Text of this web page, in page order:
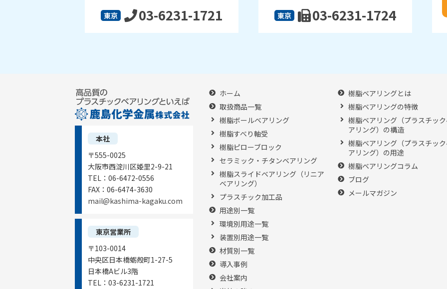
東京 03-6231-1721 東京 03-6231-1724
本社
〒555-0025
大阪市西淀川区姫里2-9-21
TEL： 06-6472-0556
FAX： 06-6474-3630
mail@kashima-kagaku.com
東京営業所
〒103-0014
中央区日本橋蛎殻町1-27-5
日本橋Aビル3階
TEL： 03-6231-1721
ホーム
取扱商品一覧
樹脂ボールベアリング
樹脂すべり軸受
樹脂ピローブロック
セラミック・チタンベアリング
樹脂スライドベアリング（リニア
ベアリング）
プラスチック加工品
用途別一覧
環境別用途一覧
装置別用途一覧
材質別一覧
導入事例
会社案内
樹脂ベアリングとは
樹脂ベアリングの特徴
樹脂ベアリング（プラスチッ
アリング）の構造
樹脂ベアリング（プラスチッ
アリング）の用途
樹脂ベアリングコラム
ブログ
メールマガジン